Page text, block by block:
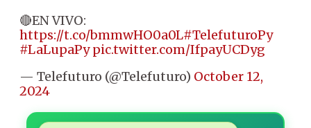
🔴EN VIVO:
https://t.co/bmmwHO0a0L#TelefuturoPy
#LaLupaPy pic.twitter.com/IfpayUCDyg
— Telefuturo (@Telefuturo) October 12,
2024